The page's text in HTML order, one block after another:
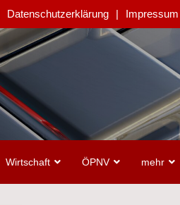
Datenschutzerklärung Impressum
Wirtschaft ÖPNV mehr